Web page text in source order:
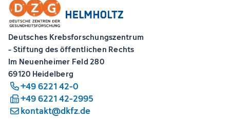
Deutsches Krebsforschungszentrum
- Stiftung des öffentlichen Rechts
Im Neuenheimer Feld 280
69120 Heidelberg
+49 6221 42-0
+49 6221 42-2995
kontakt@dkfz.de